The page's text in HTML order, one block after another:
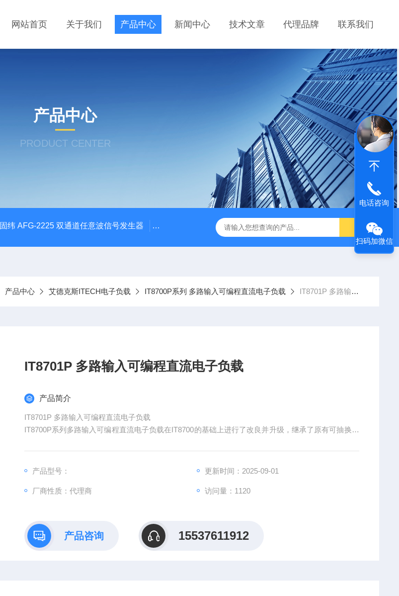
网站首页 关于我们 产品中心 新闻中心 技术文章 代理品牌 联系我们
产品中心
PRODUCT CENTER
固纬 AFG-2225 双通道任意波信号发生器 APS-7050E 交流电源 固纬 GSP-730 频谱分析仪 艾睿光电
产品中心 艾德克斯ITECH电子负载 IT8700P系列 多路输入可编程直流电子负载 IT8701P 多路输入可编程直流电子负载
IT8701P 多路输入可编程直流电子负载
产品简介
IT8701P 多路输入可编程直流电子负载
IT8700P系列多路输入可编程直流电子负载在IT8700的基础上进行了改良并升级，继承了原有可抽换式
产品型号：
更新时间：2025-09-01
厂商性质：代理商 访问量：1120
产品咨询 15537611912
电话咨询
扫码加微信